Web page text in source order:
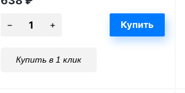
Купить в 1 клик